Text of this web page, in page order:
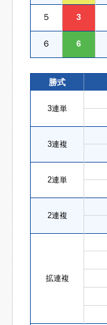
５ 3
６ 6
勝式
3連単
3連複
2連単
2連複
拡連複